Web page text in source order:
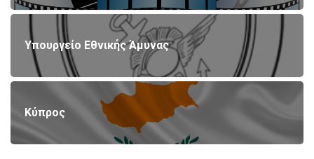
Υπουργείο Εθνικής Άμυνας
Κύπρος